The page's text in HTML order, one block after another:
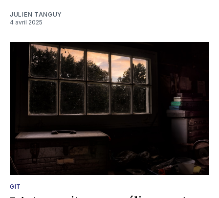
JULIEN TANGUY
4 avril 2025
GIT